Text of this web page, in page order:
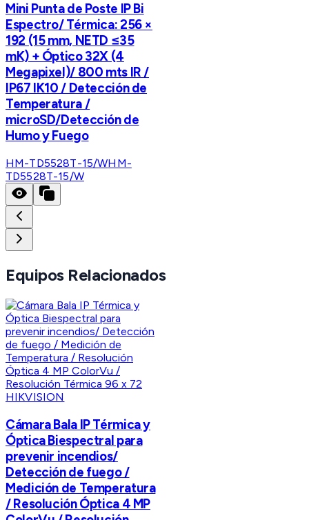
Mini Punta de Poste IP Bi
Espectro/ Térmica: 256 ×
192 (15 mm, NETD ≤35
mK) + Óptico 32X (4
Megapixel)/ 800 mts IR /
IP67 IK10 / Detección de
Temperatura /
microSD/Detección de
Humo y Fuego
HM-TD5528T-15/WHM-
TD5528T-15/W
Equipos Relacionados
HIKVISION
Cámara Bala IP Térmica y
Óptica Biespectral para
prevenir incendios/
Detección de fuego /
Medición de Temperatura
/ Resolución Óptica 4 MP